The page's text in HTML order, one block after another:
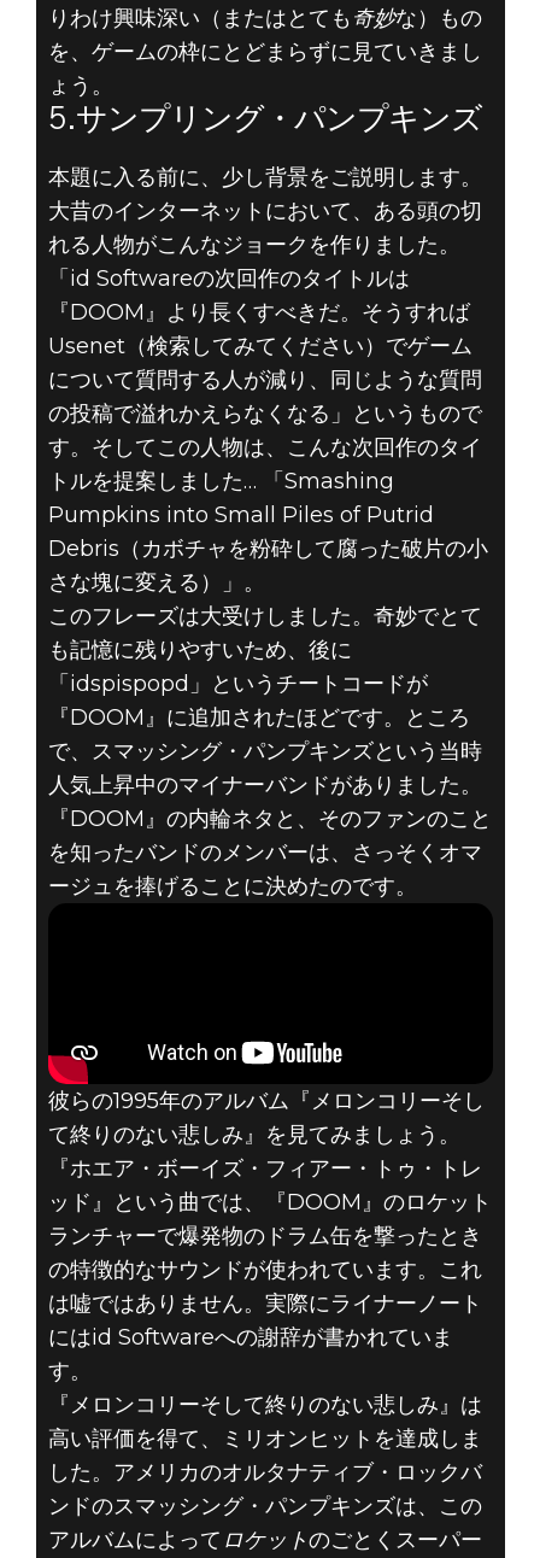
2019年7月11日
DOOMの歴代カ
メオ出演 トップ
5 - 第5位 サン
プリング・パン
プキンズ
りわけ興味深い（またはとても 奇妙な）もの
を、ゲームの枠にとどまらずに見ていきまし
ょう。
5.サンプリング・パンプキンズ
本題に入る前に、少し背景をご説明します。
大昔のインターネットにおいて、ある頭の切
れる人物がこんなジョークを作りました。
「id Softwareの次回作のタイトルは
『DOOM』より長くすべきだ。そうすれば
Usenet（検索してみてください）でゲーム
について質問する人が減り、同じような質問
の投稿で溢れかえらなくなる」というもので
す。そしてこの人物は、こんな次回作のタイ
トルを提案しました… 「Smashing
Pumpkins into Small Piles of Putrid
Debris（カボチャを粉砕して腐った破片の小
さな塊に変える）」。
このフレーズは大受けしました。奇妙でとて
も記憶に残りやすいため、後に
「idspispopd」というチートコードが
『DOOM』に追加されたほどです。ところ
で、スマッシング・パンプキンズという当時
人気上昇中のマイナーバンドがありました。
『DOOM』の内輪ネタと、そのファンのこと
を知ったバンドのメンバーは、さっそくオマ
ージュを捧げることに決めたのです。
彼らの1995年のアルバム『メロンコリーそし
て終りのない悲しみ』を見てみましょう。
『ホエア・ボーイズ・フィアー・トゥ・トレ
ッド』という曲では、『DOOM』のロケット
ランチャーで爆発物のドラム缶を撃ったとき
の特徴的なサウンドが使われています。これ
は嘘ではありません。実際にライナーノート
にはid Softwareへの謝辞が書かれていま
す。
『メロンコリーそして終りのない悲しみ』は
高い評価を得て、ミリオンヒットを達成しま
した。アメリカのオルタナティブ・ロックバ
ンドのスマッシング・パンプキンズは、この
アルバムによって ロケットのごとくスーパー